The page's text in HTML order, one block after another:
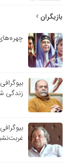
بازیگران
زندگی